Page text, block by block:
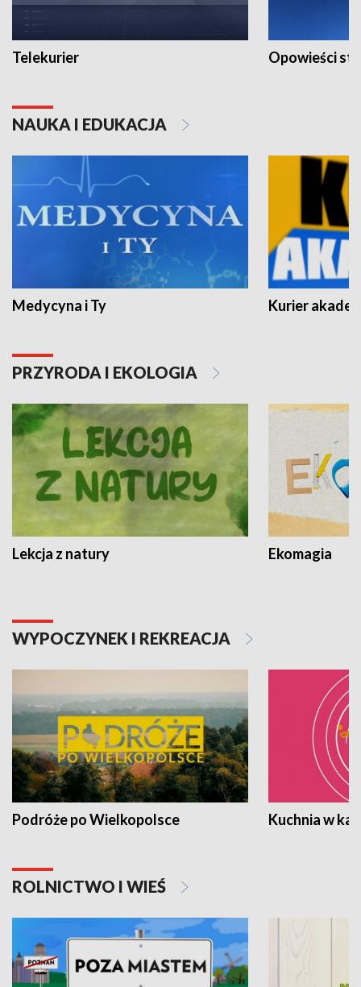
Telekurier Opowieści
NAUKA I EDUKACJA
Medycyna i Ty Kurier
PRZYRODA I EKOLOGIA
Lekcja z natury Ekomagia
WYPOCZYNEK I REKREACJA
Podróże po Wielkopolsce Kuchnia w
ROLNICTWO I WIEŚ